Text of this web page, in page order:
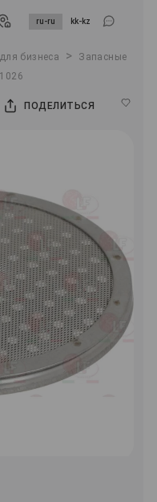
ru-ru kk-kz
бизнеса >
Запасные
ПОДЕЛИТЬСЯ